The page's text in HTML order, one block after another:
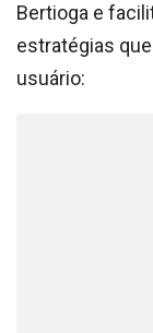
Bertioga e
estratégias
usuário: